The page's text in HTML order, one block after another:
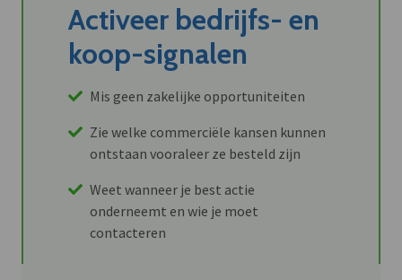
Activeer bedrijfs- en
koop-signalen
Mis geen zakelijke opportuniteiten
Zie welke commerciële kansen kunnen
ontstaan vooraleer ze besteld zijn
Weet wanneer je best actie
onderneemt en wie je moet
contacteren